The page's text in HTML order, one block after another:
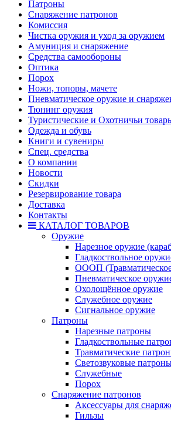
Патроны
Снаряжение патронов
Комиссия
Чистка оружия и уход за оружием
Амуниция и снаряжение
Средства самообороны
Оптика
Порох
Ножи, топоры, мачете
Пневматическое оружие и
Тюнинг оружия
Туристические и Охотничьи
Одежда и обувь
Книги и сувениры
Спец. средства
О компании
Новости
Скидки
Резервирование товара
Доставка
Контакты
КАТАЛОГ ТОВАРОВ
Оружие
Нарезное оружие
Гладкоствольное
ОООП
Пневматическое
Охолощённое оружие
Служебное оружие
Сигнальное оружие
Патроны
Нарезные патроны
Гладкоствольные
Травматические
Светозвуковые
Служебные
Порох
Снаряжение патронов
Аксессуары для
Гильзы